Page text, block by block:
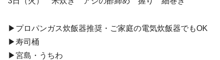
▶︎プロパンガス炊飯器推奨・ご家庭の電気炊飯器でもOK
▶︎寿司桶
▶︎宮島・うちわ